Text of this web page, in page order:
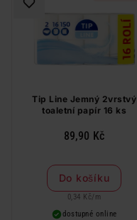
Tip Line Jemný 2vrstvý
toaletní papír 16 ks
89,90 Kč
Do košíku
0,34 Kč/ m
dostupné online